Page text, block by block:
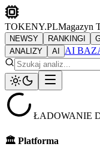
TOKENY.PLMagazyn
NEWSY RANKINGI
ANALIZY
AI AI
ŁADOWANIE
🏛️ Platforma